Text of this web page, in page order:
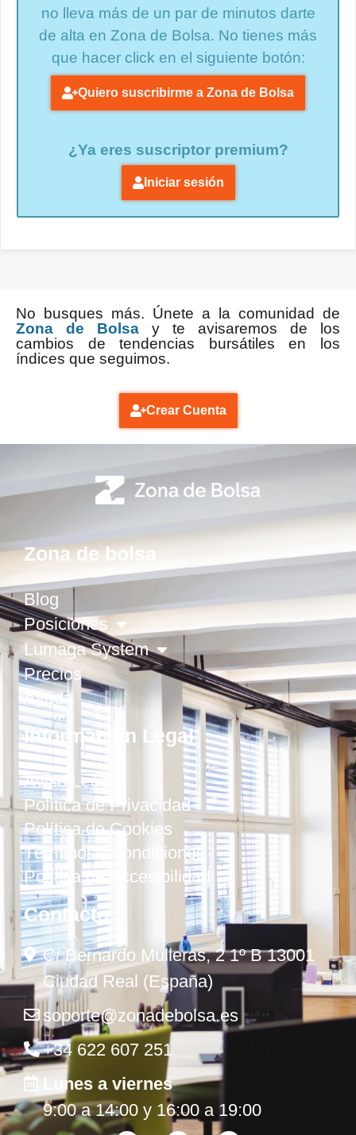
no lleva más de un par de minutos darte
de alta en Zona de Bolsa. No tienes más
que hacer click en el siguiente botón:
Quiero suscribirme a Zona de Bolsa
¿Ya eres suscriptor premium?
Iniciar sesión
No busques más. Únete a la comunidad de
Zona de Bolsa y te avisaremos de los
cambios de tendencias bursátiles en los
índices que seguimos.
Crear Cuenta
Zona de bolsa
Blog
Posiciones
Lumaga System
Precios
Ayuda
Información Legal
Aviso Legal
Política de Privacidad
Política de Cookies
Términos y condiciones
Política de Accesibilidad
Contacto
C/ Bernardo Mulleras, 2 1º B 13001
Ciudad Real (España)
soporte@zonadebolsa.es
+34 622 607 251
Lunes a viernes
9:00 a 14:00 y 16:00 a 19:00